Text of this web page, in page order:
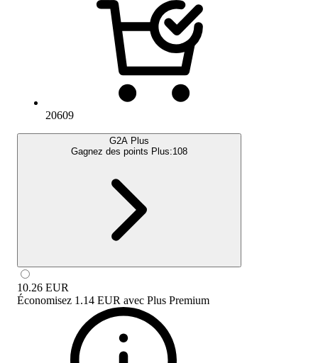
20609
G2A Plus
Gagnez des points Plus:108
10.26 EUR
Économisez 1.14 EUR avec Plus Premium